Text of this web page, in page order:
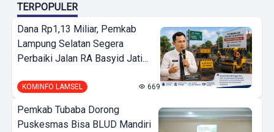
TERPOPULER
Dana Rp1,13 Miliar, Pemkab
Lampung Selatan Segera
Perbaiki Jalan RA Basyid Jati...
KOMINFO LAMSEL 669
Pemkab Tubaba Dorong
Puskesmas Bisa BLUD Mandiri